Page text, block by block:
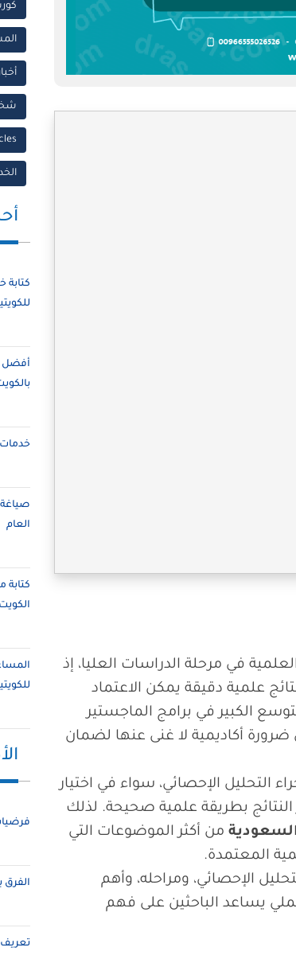
في مرحلة الدراسات العليا، إذ
علمية دقيقة يمكن الاعتماد
الكبير في برامج الماجستير
ضرورة أكاديمية لا غنى عنها لضمان
التحليل الإحصائي، سواء في اختيار
النتائج بطريقة علمية صحيحة. لذلك
من أكثر الموضوعات التي
المعتمدة.
الإحصائي، ومراحله، وأهم
يساعد الباحثين على فهم
كتابة
أفضل
خدمات
العام
كتابة
الكويت
الفرق
تعريف